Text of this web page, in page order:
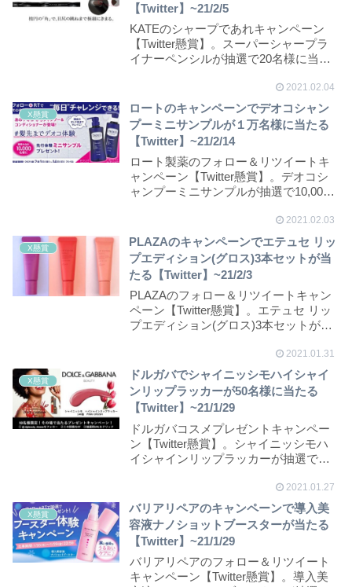
【Twitter】~21/2/5
KATEのシャープであれキャンペーン
【Twitter懸賞】。スーパーシャープラ
イナーペンシルが抽選で20名様に当た
2021.02.04
X懸賞
ロートのキャンペーンでデオコシャン
プーミニサンプルが１万名様に当たる
【Twitter】~21/2/14
ロート製薬のフォロー＆リツイートキ
ャンペーン【Twitter懸賞】。デオコシ
ャンプーミニサンプルが抽選で10,000
2021.02.03
X懸賞
PLAZAのキャンペーンでエテュセ リッ
プエディション(グロス)3本セットが当
たる【Twitter】~21/2/3
PLAZAのフォロー＆リツイートキャン
ペーン【Twitter懸賞】。エテュセ リッ
プエディション(グロス)3本セットが
2021.01.31
X懸賞
ドルガバでシャイニッシモハイシャイ
ンリップラッカーが50名様に当たる
【Twitter】~21/1/29
ドルガバコスメプレゼントキャンペー
ン【Twitter懸賞】。シャイニッシモハ
イシャインリップラッカーが抽選で期
2021.01.27
X懸賞
バリアリペアのキャンペーンで導入美
容液ナノショットブースターが当たる
【Twitter】~21/1/29
バリアリペアのフォロー＆リツイート
キャンペーン【Twitter懸賞】。導入美